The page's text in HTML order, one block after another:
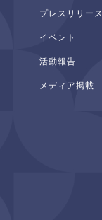
プレスリリース
イベント
活動報告
メディア掲載